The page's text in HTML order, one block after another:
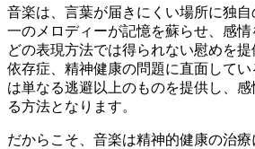
音楽は、言葉が届きにくい場所に独
一のメロディーが記憶を蘇らせ、感
どの表現方法では得られない慰めを提
依存症、精神健康の問題に直面して
は単なる逃避以上のものを提供し、感
る方法となります。
だからこそ、音楽は精神的健康の治